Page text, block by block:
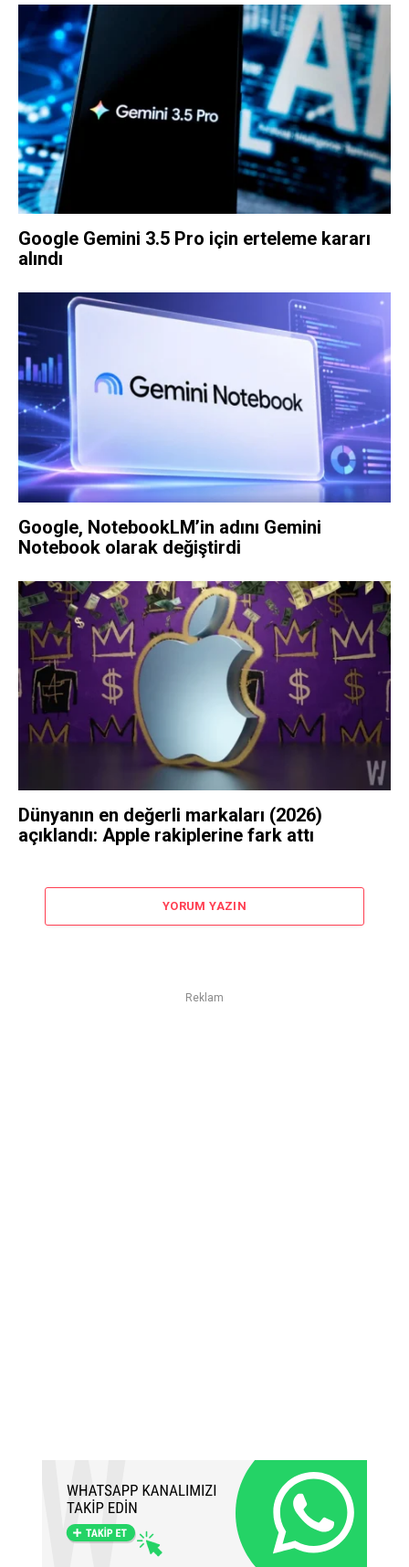
Google Gemini 3.5 Pro için erteleme kararı
alındı
Google, NotebookLM’in adını Gemini
Notebook olarak değiştirdi
Dünyanın en değerli markaları (2026)
açıklandı: Apple rakiplerine fark attı
YORUM YAZIN
Reklam